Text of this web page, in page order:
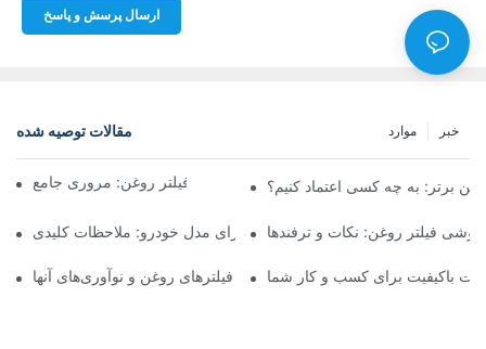
ارسال پرسش و پاسخ
مقالات توصیه شده خبر موارد
شرکت‌های برتر تولیدکننده فیلتر روغن: مروری جامعبرتر: به چه کسی اعتماد کنیم؟
انتخاب فیلتر روغن مناسب برای مدل خودرو: ملاحظات کلیدی
فیلتر روغن: نکات و ترفندها
نگاهی به تولیدکنندگان پیشرو فیلترهای روغن و نوآوری‌های آنها
باکیفیت برای کسب و کار شما